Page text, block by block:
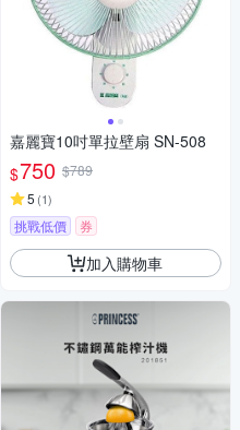
嘉麗寶10吋單拉壁扇 SN-508
$750 $789
5 (1)
挑戰低價 券
加入購物車